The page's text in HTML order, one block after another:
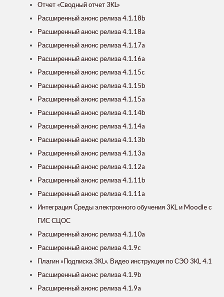
Отчет «Сводный отчет 3KL»
Расширенный анонс релиза 4.1.18b
Расширенный анонс релиза 4.1.18a
Расширенный анонс релиза 4.1.17a
Расширенный анонс релиза 4.1.16a
Расширенный анонс релиза 4.1.15c
Расширенный анонс релиза 4.1.15b
Расширенный анонс релиза 4.1.15a
Расширенный анонс релиза 4.1.14b
Расширенный анонс релиза 4.1.14a
Расширенный анонс релиза 4.1.13b
Расширенный анонс релиза 4.1.13a
Расширенный анонс релиза 4.1.12a
Расширенный анонс релиза 4.1.11b
Расширенный анонс релиза 4.1.11a
Интеграция Cреды электронного обучения 3KL и Moodle с
ГИС СЦОС
Расширенный анонс релиза 4.1.10a
Расширенный анонс релиза 4.1.9c
Плагин «Подписка 3КL». Видео инструкция по СЭО 3KL 4.1
Расширенный анонс релиза 4.1.9b
Расширенный анонс релиза 4.1.9a